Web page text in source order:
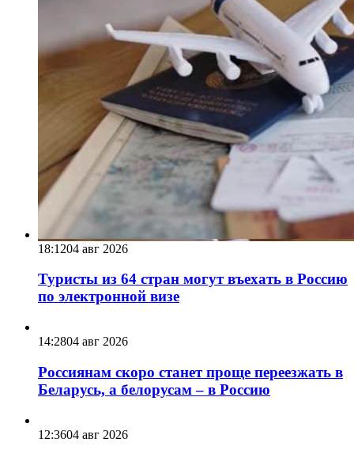
18:1204 авг 2026
Туристы из 64 стран могут въехать в Россию
по электронной визе
14:2804 авг 2026
Россиянам скоро станет проще переезжать в
Беларусь, а белорусам – в Россию
12:3604 авг 2026